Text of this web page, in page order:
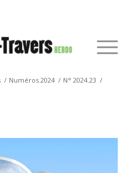
/ Numéros 2024 / N° 2024.23 /